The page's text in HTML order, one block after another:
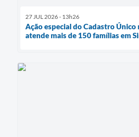
27 JUL 2026 - 13h26
Ação especial do Cadastro Único
atende mais de 150 famílias em